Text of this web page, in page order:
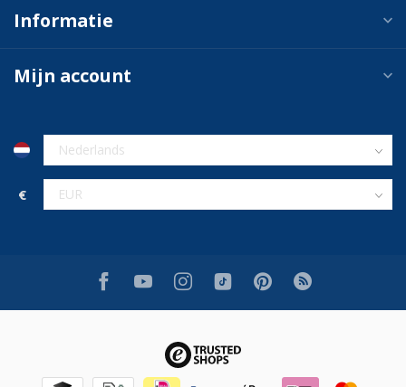
Informatie
Mijn account
€